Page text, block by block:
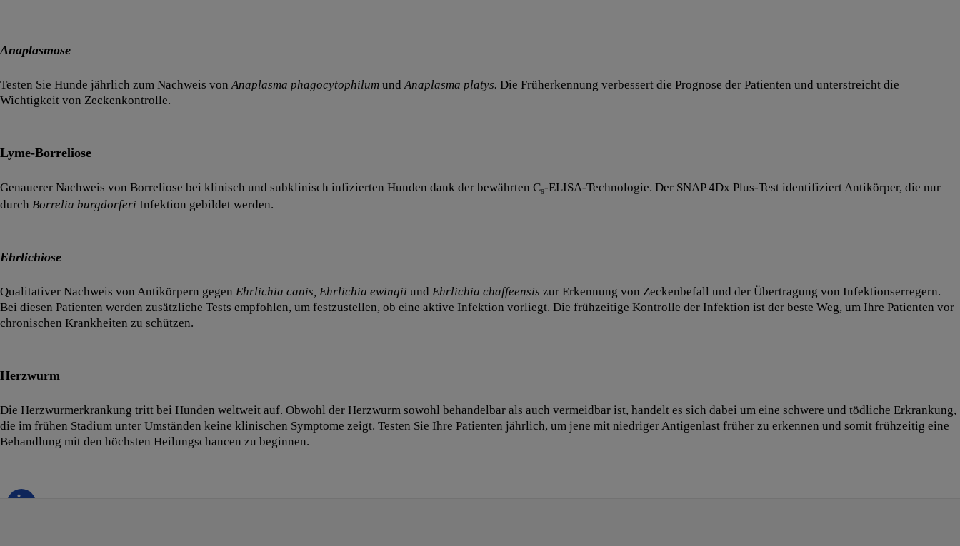
Anaplasmose
Testen Sie Hunde jährlich zum Nachweis vonAnaplasma phagocytophilum undAnaplasma platys. Die Früherkennung verbessert die Prognose der Patienten und unterstreicht die
Wichtigkeit von Zeckenkontrolle.
Lyme-Borreliose
Genauerer Nachweis von Borreliose bei klinisch und subklinisch infizierten Hunden dank der bewährten C6-ELISA-Technologie. Der SNAP 4Dx Plus-Test identifiziert Antikörper, die nur
durch Borrelia burgdorferi Infektion gebildet werden.
Ehrlichiose
Qualitativer Nachweis von Antikörpern gegen Ehrlichia canis, Ehrlichia ewingii und Ehrlichia chaffeensis zur Erkennung von Zeckenbefall und der Übertragung von Infektionserregern.
Bei diesen Patienten werden zusätzliche Tests empfohlen, um festzustellen, ob eine aktive Infektion vorliegt. Die frühzeitige Kontrolle der Infektion ist der beste Weg, um Ihre Patienten vor
chronischen Krankheiten zu schützen.
Herzwurm
Die Herzwurmerkrankung tritt bei Hunden weltweit auf. Obwohl der Herzwurm sowohl behandelbar als auch vermeidbar ist, handelt es sich dabei um eine schwere und tödliche Erkrankung,
die im frühen Stadium unter Umständen keine klinischen Symptome zeigt. Testen Sie Ihre Patienten jährlich, um jene mit niedriger Antigenlast früher zu erkennen und somit frühzeitig eine
Behandlung mit den höchsten Heilungschancen zu beginnen.